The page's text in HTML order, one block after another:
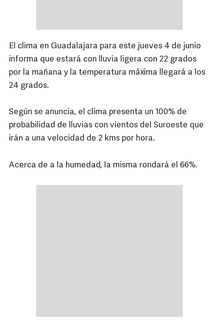
El clima en Guadalajara para este jueves 4 de junio
informa que estará con lluvia ligera con 22 grados
por la mañana y la temperatura máxima llegará a los
24 grados.
Según se anuncia, el clima presenta un 100% de
probabilidad de lluvias con vientos del Suroeste que
irán a una velocidad de 2 kms por hora.
Acerca de a la humedad, la misma rondará el 66%.